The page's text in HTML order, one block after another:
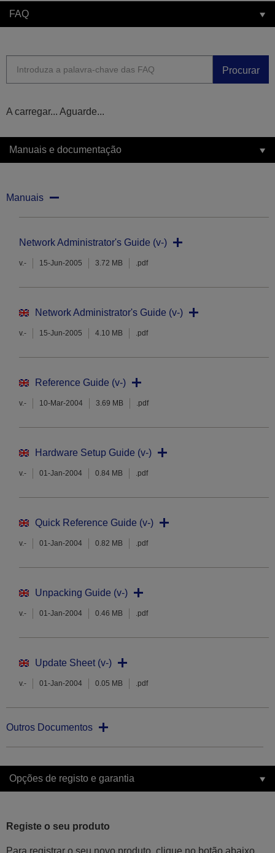
FAQ
Procurar
A carregar... Aguarde...
Manuais e documentação
Manuais
Network Administrator's Guide (v-)
v.- 15-Jun-2005 3.72 MB .pdf
Network Administrator's Guide (v-)
v.- 15-Jun-2005 4.10 MB .pdf
Reference Guide (v-)
v.- 10-Mar-2004 3.69 MB .pdf
Hardware Setup Guide (v-)
v.- 01-Jan-2004 0.84 MB .pdf
Quick Reference Guide (v-)
v.- 01-Jan-2004 0.82 MB .pdf
Unpacking Guide (v-)
v.- 01-Jan-2004 0.46 MB .pdf
Update Sheet (v-)
v.- 01-Jan-2004 0.05 MB .pdf
Outros Documentos
Opções de registo e garantia
Registe o seu produto